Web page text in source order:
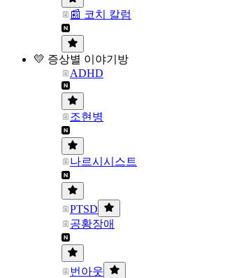
📰 코치 칼럼
💛 증상별 이야기방
ADHD
조현병
나르시시스트
PTSD
공황장애
번아웃